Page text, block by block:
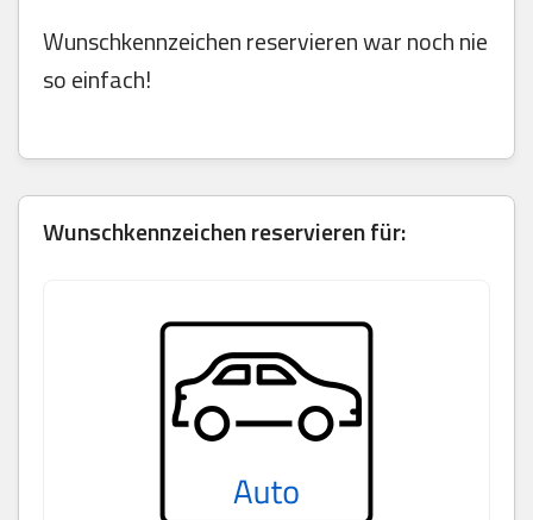
Wunschkennzeichen reservieren war noch nie
so einfach!
Wunschkennzeichen reservieren für: